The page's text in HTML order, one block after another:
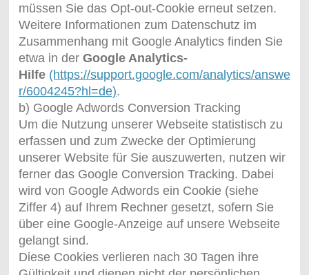
müssen Sie das Opt-out-Cookie erneut setzen.
Weitere Informationen zum Datenschutz im
Zusammenhang mit Google Analytics finden Sie
etwa in der Google Analytics-
Hilfe (https://support.google.com/analytics/answe
r/6004245?hl=de).
b) Google Adwords Conversion Tracking
Um die Nutzung unserer Webseite statistisch zu
erfassen und zum Zwecke der Optimierung
unserer Website für Sie auszuwerten, nutzen wir
ferner das Google Conversion Tracking. Dabei
wird von Google Adwords ein Cookie (siehe
Ziffer 4) auf Ihrem Rechner gesetzt, sofern Sie
über eine Google-Anzeige auf unsere Webseite
gelangt sind.
Diese Cookies verlieren nach 30 Tagen ihre